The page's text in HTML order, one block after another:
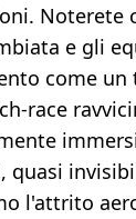
Noterete
e gli
come un
race
quasi
l'attrito